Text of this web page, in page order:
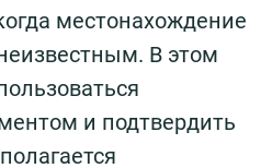
местонахождение
В этом
и подтвердить